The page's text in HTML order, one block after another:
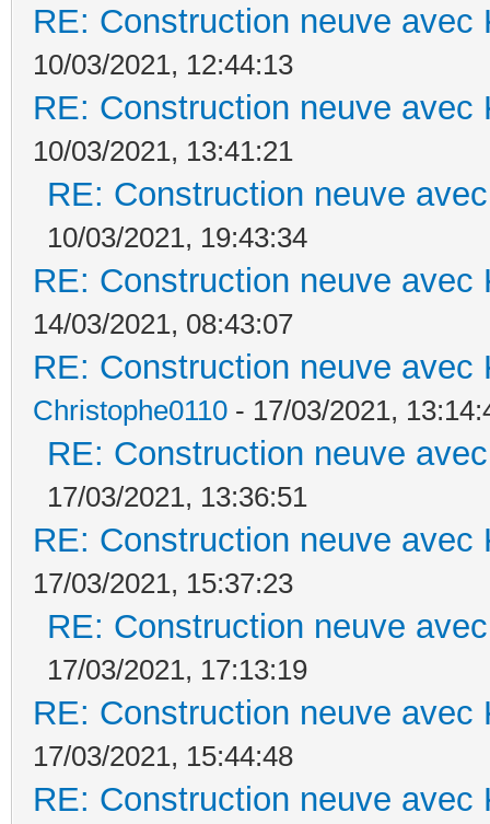
RE: Construction neuve avec
10/03/2021, 12:44:13
RE: Construction neuve avec
10/03/2021, 13:41:21
RE: Construction neuve
10/03/2021, 19:43:34
RE: Construction neuve avec
14/03/2021, 08:43:07
RE: Construction neuve avec
Christophe0110 - 17/03/2021,
RE: Construction neuve
17/03/2021, 13:36:51
RE: Construction neuve avec
17/03/2021, 15:37:23
RE: Construction neuve
17/03/2021, 17:13:19
RE: Construction neuve avec
17/03/2021, 15:44:48
RE: Construction neuve avec